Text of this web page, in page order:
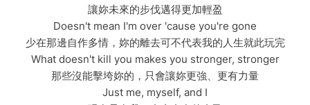
讓妳未來的步伐邁得更加輕盈
Doesn't mean I'm over 'cause you're gone
少在那邊自作多情，妳的離去可不代表我的人生就此玩完
What doesn't kill you makes you stronger, stronger
那些沒能擊垮妳的，只會讓妳更強、更有力量
Just me, myself, and I